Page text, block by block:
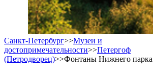
Санкт-Петербург>>Музеи и
достопримечательности>>Петергоф
(Петродворец)>>Фонтаны Нижнего парка